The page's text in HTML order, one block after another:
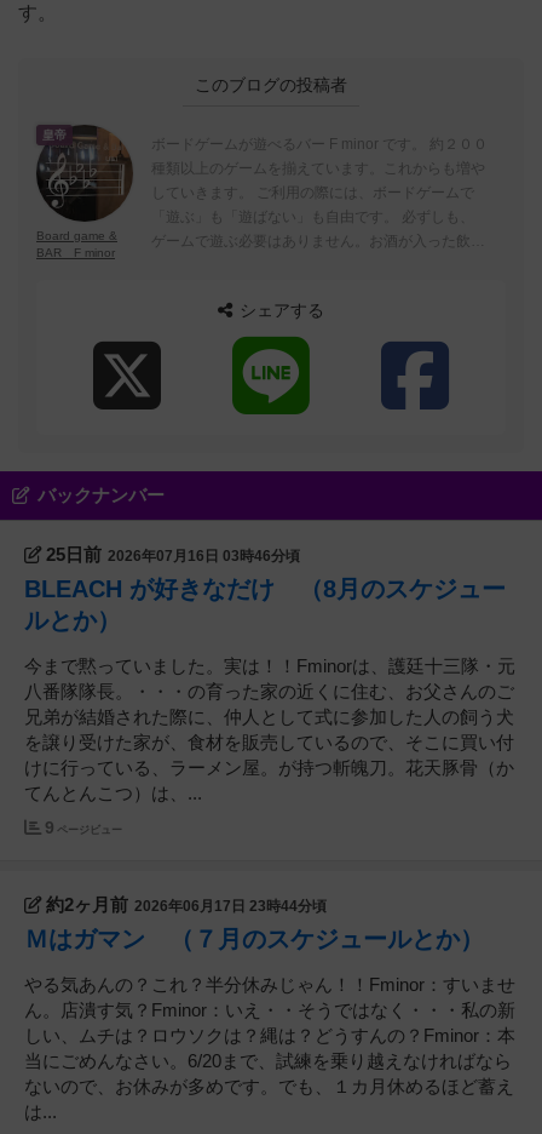
す。
このブログの投稿者
皇帝
Board game &
BAR F minor
ボードゲームが遊べるバー F minor です。 約２００
種類以上のゲームを揃えています。これからも増や
していきます。 ご利用の際には、ボードゲームで
「遊ぶ」も「遊ばない」も自由です。 必ずしも、
ゲームで遊ぶ必要はありません。お酒が入った飲み
ムを、好きな仲間（出会い）と、心行くまま」 こ
ちらをモットーとしています。 ですので、食べ物
はウーバーや出前を利用いただいたり、食べ物を持
ち込んで頂いて構いません。 食べ物も頼んで頂け
ると嬉しいですが・・・実際に美味しい料理は他所
はありません。ですが、苦労した分、愛着があり、
作り方は 自身の失敗も含めアドバイスできます。
もし、「個人でお店を始めたい、作りたい」、「内
談して下さい。私のわかる範囲ならいくらでもアド
バイス致します。飲みながら話しましょう！ 私
（ヘ短調）と仲良くしてください。 始めたばかり
の、発展途上なお店ですので、皆さんのご協力お願
いします。
シェアする
バックナンバー
25日前 2026年07月16日 03時46分頃
BLEACH が好きなだけ （8月のスケジュー
ルとか）
今まで黙っていました。実は！！Fminorは、護廷十三隊・元
八番隊隊長。・・・の育った家の近くに住む、お父さんのご
兄弟が結婚された際に、仲人として式に参加した人の飼う犬
を譲り受けた家が、食材を販売しているので、そこに買い付
けに行っている、ラーメン屋。が持つ斬魄刀。花天豚骨（か
てんとんこつ）は、...
9 ページビュー
約2ヶ月前 2026年06月17日 23時44分頃
Ｍはガマン （７月のスケジュールとか）
やる気あんの？これ？半分休みじゃん！！Fminor：すいませ
ん。店潰す気？Fminor：いえ・・そうではなく・・・私の新
しい、ムチは？ロウソクは？縄は？どうすんの？Fminor：本
当にごめんなさい。6/20まで、試練を乗り越えなければなら
ないので、お休みが多めです。でも、１カ月休めるほど蓄え
は...